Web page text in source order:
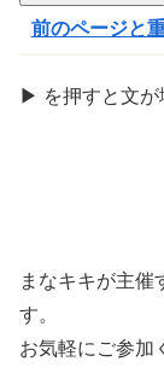
前のページと
▶ を押すと文が
まなキキが主催
す。
お気軽にご参加